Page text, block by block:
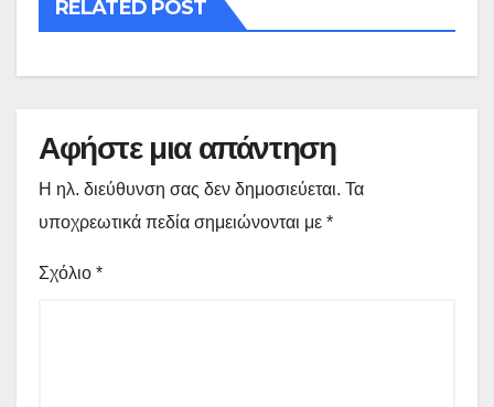
RELATED POST
Αφήστε μια απάντηση
Η ηλ. διεύθυνση σας δεν δημοσιεύεται. Τα
υποχρεωτικά πεδία σημειώνονται με *
Σχόλιο *